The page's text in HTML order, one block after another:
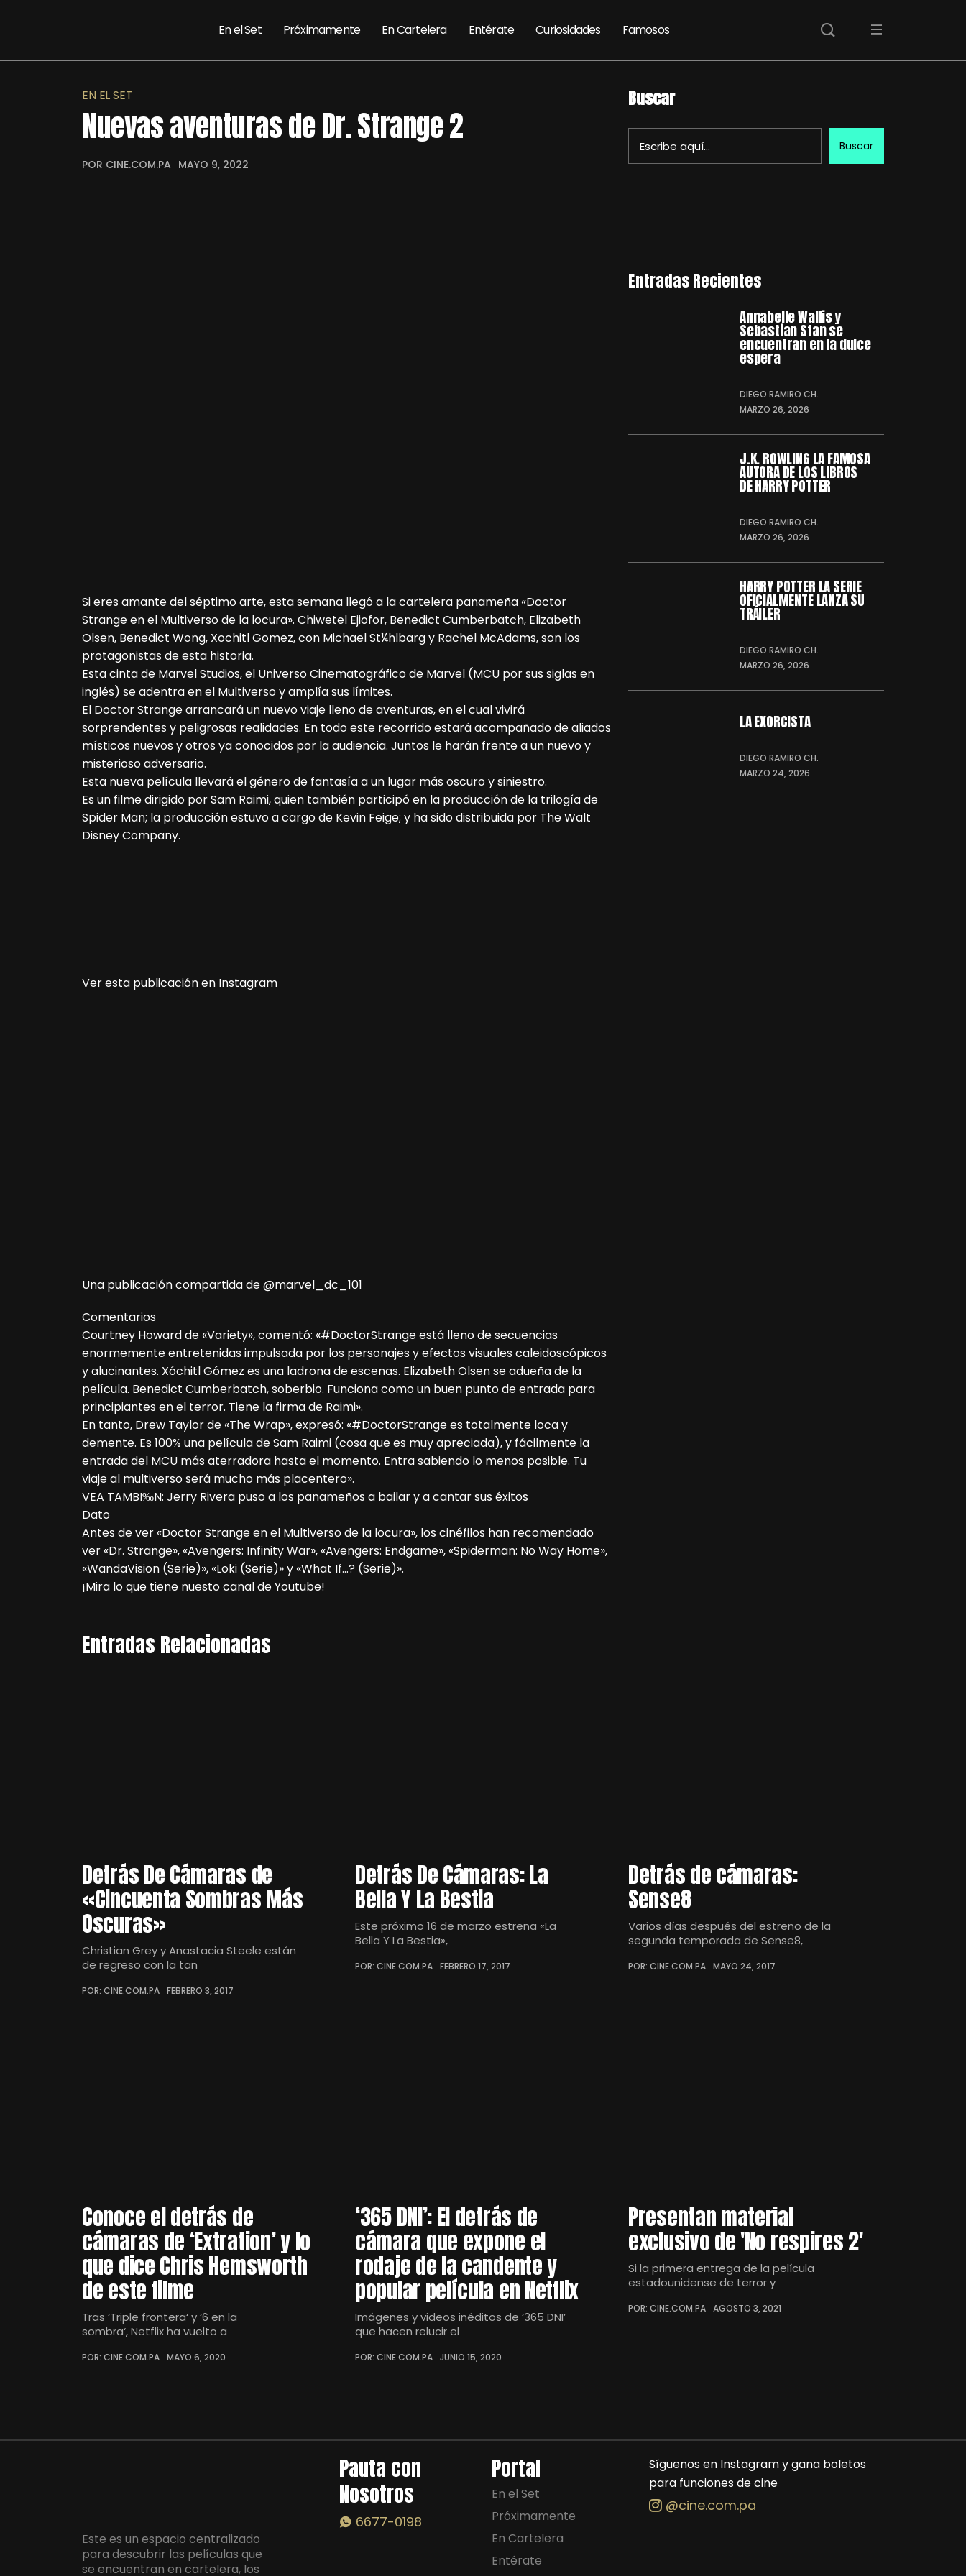
En el Set Próximamente En Cartelera Entérate Curiosidades Famosos
EN EL SET
Nuevas aventuras de Dr. Strange 2
POR CINE.COM.PA MAYO 9, 2022
Si eres amante del séptimo arte, esta semana llegó a la cartelera panameña «Doctor
Strange en el Multiverso de la locura». Chiwetel Ejiofor, Benedict Cumberbatch, Elizabeth
Olsen, Benedict Wong, Xochitl Gomez, con Michael St¼hlbarg y Rachel McAdams, son los
protagonistas de esta historia.
Esta cinta de Marvel Studios, el Universo Cinematográfico de Marvel (MCU por sus siglas en
inglés) se adentra en el Multiverso y amplía sus límites.
El Doctor Strange arrancará un nuevo viaje lleno de aventuras, en el cual vivirá
sorprendentes y peligrosas realidades. En todo este recorrido estará acompañado de aliados
místicos nuevos y otros ya conocidos por la audiencia. Juntos le harán frente a un nuevo y
misterioso adversario.
Esta nueva película llevará el género de fantasía a un lugar más oscuro y siniestro.
Es un filme dirigido por Sam Raimi, quien también participó en la producción de la trilogía de
Spider Man; la producción estuvo a cargo de Kevin Feige; y ha sido distribuida por The Walt
Disney Company.
Ver esta publicación en Instagram
Una publicación compartida de @marvel_dc_101
Comentarios
Courtney Howard de «Variety», comentó: «#DoctorStrange está lleno de secuencias
enormemente entretenidas impulsada por los personajes y efectos visuales caleidoscópicos
y alucinantes. Xóchitl Gómez es una ladrona de escenas. Elizabeth Olsen se adueña de la
película. Benedict Cumberbatch, soberbio. Funciona como un buen punto de entrada para
principiantes en el terror. Tiene la firma de Raimi».
En tanto, Drew Taylor de «The Wrap», expresó: «#DoctorStrange es totalmente loca y
demente. Es 100% una película de Sam Raimi (cosa que es muy apreciada), y fácilmente la
entrada del MCU más aterradora hasta el momento. Entra sabiendo lo menos posible. Tu
viaje al multiverso será mucho más placentero».
VEA TAMBI‰N: Jerry Rivera puso a los panameños a bailar y a cantar sus éxitos
Dato
Antes de ver «Doctor Strange en el Multiverso de la locura», los cinéfilos han recomendado
ver «Dr. Strange», «Avengers: Infinity War», «Avengers: Endgame», «Spiderman: No Way Home»,
«WandaVision (Serie)», «Loki (Serie)» y «What If…? (Serie)».
¡Mira lo que tiene nuesto canal de Youtube!
Buscar
Buscar
Entradas Recientes
Annabelle Wallis y
Sebastian Stan se
encuentran en la dulce
espera
DIEGO RAMIRO CH.
MARZO 26, 2026
J.K. ROWLING LA FAMOSA
AUTORA DE LOS LIBROS
DE HARRY POTTER
DIEGO RAMIRO CH.
MARZO 26, 2026
HARRY POTTER LA SERIE
OFICIALMENTE LANZA SU
TRÁILER
DIEGO RAMIRO CH.
MARZO 26, 2026
LA EXORCISTA
DIEGO RAMIRO CH.
MARZO 24, 2026
Entradas Relacionadas
Detrás De Cámaras de
«Cincuenta Sombras Más
Oscuras»
Christian Grey y Anastacia Steele están
de regreso con la tan
POR: CINE.COM.PA FEBRERO 3, 2017
Detrás De Cámaras: La
Bella Y La Bestia
Este próximo 16 de marzo estrena «La
Bella Y La Bestia»,
POR: CINE.COM.PA FEBRERO 17, 2017
Detrás de cámaras:
Sense8
Varios días después del estreno de la
segunda temporada de Sense8,
POR: CINE.COM.PA MAYO 24, 2017
Conoce el detrás de
cámaras de ‘Extration’ y lo
que dice Chris Hemsworth
de este filme
Tras ‘Triple frontera‘ y ‘6 en la
sombra‘, Netflix ha vuelto a
POR: CINE.COM.PA MAYO 6, 2020
‘365 DNI’: El detrás de
cámara que expone el
rodaje de la candente y
popular película en Netflix
Imágenes y videos inéditos de ‘365 DNI’
que hacen relucir el
POR: CINE.COM.PA JUNIO 15, 2020
Presentan material
exclusivo de 'No respires 2'
Si la primera entrega de la película
estadounidense de terror y
POR: CINE.COM.PA AGOSTO 3, 2021
Este es un espacio centralizado
para descubrir las películas que
se encuentran en cartelera, los
Pauta con
Nosotros
6677-0198
Portal
En el Set
Próximamente
En Cartelera
Entérate
Síguenos en Instagram y gana boletos
para funciones de cine
@cine.com.pa